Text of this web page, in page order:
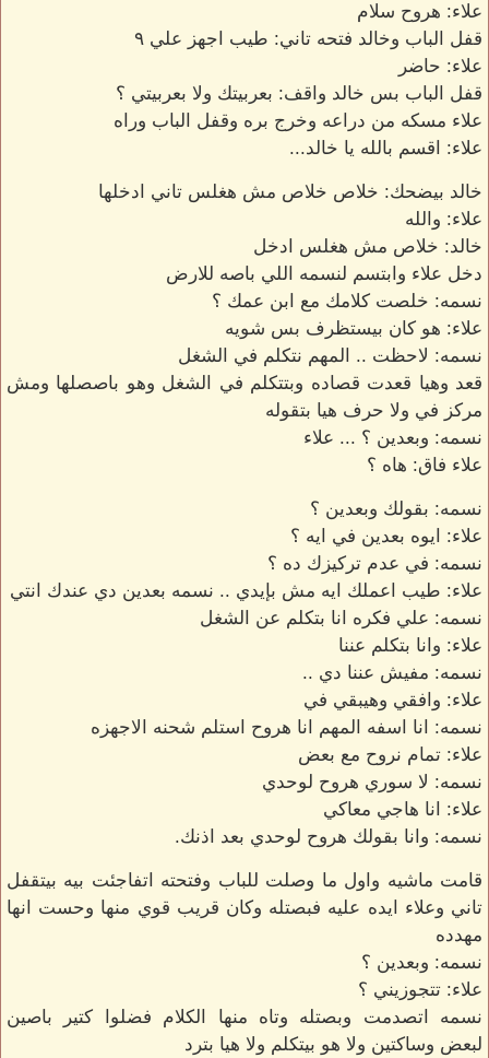
علاء: هروح سلام
قفل الباب وخالد فتحه تاني: طيب اجهز علي ٩
علاء: حاضر
قفل الباب بس خالد واقف: بعربيتك ولا بعربيتي ؟
علاء مسكه من دراعه وخرج بره وقفل الباب وراه
علاء: اقسم بالله يا خالد...
خالد بيضحك: خلاص خلاص مش هغلس تاني ادخلها
علاء: والله
خالد: خلاص مش هغلس ادخل
دخل علاء وابتسم لنسمه اللي باصه للارض
نسمه: خلصت كلامك مع ابن عمك ؟
علاء: هو كان بيستظرف بس شويه
نسمه: لاحظت .. المهم نتكلم في الشغل
قعد وهيا قعدت قصاده وبتتكلم في الشغل وهو باصصلها ومش
مركز في ولا حرف هيا بتقوله
نسمه: وبعدين ؟ ... علاء
علاء فاق: هاه ؟
نسمه: بقولك وبعدين ؟
علاء: ايوه بعدين في ايه ؟
نسمه: في عدم تركيزك ده ؟
علاء: طيب اعملك ايه مش بإيدي .. نسمه بعدين دي عندك انتي
نسمه: علي فكره انا بتكلم عن الشغل
علاء: وانا بتكلم عننا
نسمه: مفيش عننا دي ..
علاء: وافقي وهيبقي في
نسمه: انا اسفه المهم انا هروح استلم شحنه الاجهزه
علاء: تمام نروح مع بعض
نسمه: لا سوري هروح لوحدي
علاء: انا هاجي معاكي
نسمه: وانا بقولك هروح لوحدي بعد اذنك.
قامت ماشيه واول ما وصلت للباب وفتحته اتفاجئت بيه بيتقفل
تاني وعلاء ايده عليه فبصتله وكان قريب قوي منها وحست انها
مهدده
نسمه: وبعدين ؟
علاء: تتجوزيني ؟
نسمه اتصدمت وبصتله وتاه منها الكلام فضلوا كتير باصين
لبعض وساكتين ولا هو بيتكلم ولا هيا بترد